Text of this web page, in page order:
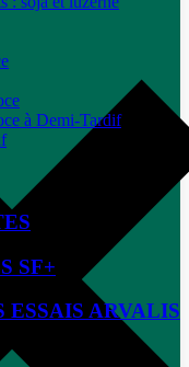
à Demi-Tardif
SF+
ESSAIS ARVALIS